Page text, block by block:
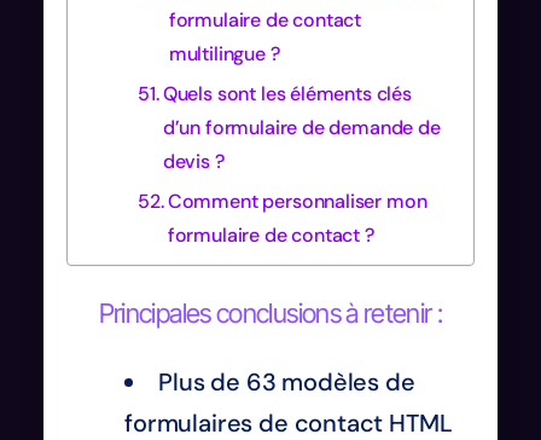
formulaire de contact
multilingue ?
Quels sont les éléments clés
d’un formulaire de demande de
devis ?
Comment personnaliser mon
formulaire de contact ?
Principales conclusions à retenir :
Plus de 63 modèles de
formulaires de contact HTML